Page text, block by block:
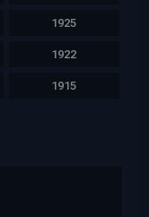
1925
1922
1915